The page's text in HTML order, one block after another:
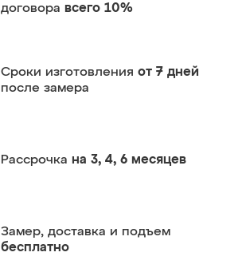
договора всего 10%
Сроки изготовления от 7 дней
после замера
Рассрочка на 3, 4, 6 месяцев
Замер, доставка и подъем
бесплатно